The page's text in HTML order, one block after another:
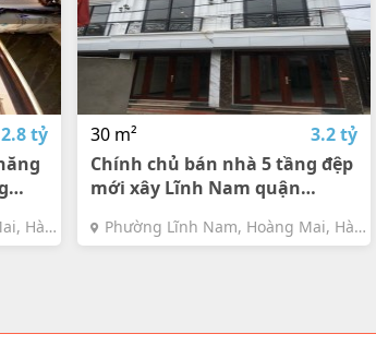
2.8 tỷ
Hà
30 m²
3.2 tỷ
Chính chủ bán nhà 5 tầng đệp
mới xây Lĩnh Nam quận
30m²
Phường Lĩnh Nam, Hoàng Mai, Hà
Nội